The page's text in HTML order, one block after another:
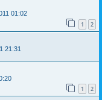
01:02
1 2
21:31
1 2